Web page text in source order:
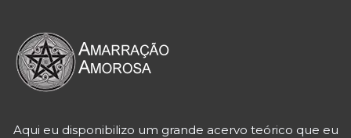
Aqui eu disponibilizo um grande acervo teórico que eu